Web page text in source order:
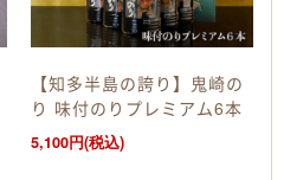
【知多半島の誇り】鬼崎の
り 味付のりプレミアム6本
5,100円(税込)